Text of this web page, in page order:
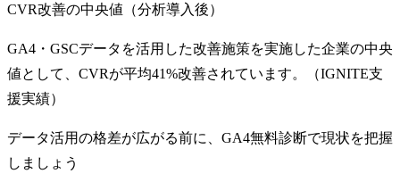
CVR改善の中央値（分析導入後）
GA4・GSCデータを活用した改善施策を実施した企業の中央
値として、CVRが平均41%改善されています。（IGNITE支
援実績）
データ活用の格差が広がる前に、GA4無料診断で現状を把握
しましょう